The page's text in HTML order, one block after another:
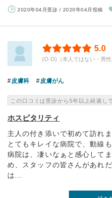
2020年04月受診 / 2020年04月投稿
5.0
(O-O)（本人ではない・男性
皮膚科 皮膚がん
この口コミは受診から5年以上経過し
ホスピタリティ
主人の付き添いで初めて訪れま
とてもキレイな病院で、動線
病院は、凄いなぁと感心して
め、スタッフの皆さんがあれ
は...